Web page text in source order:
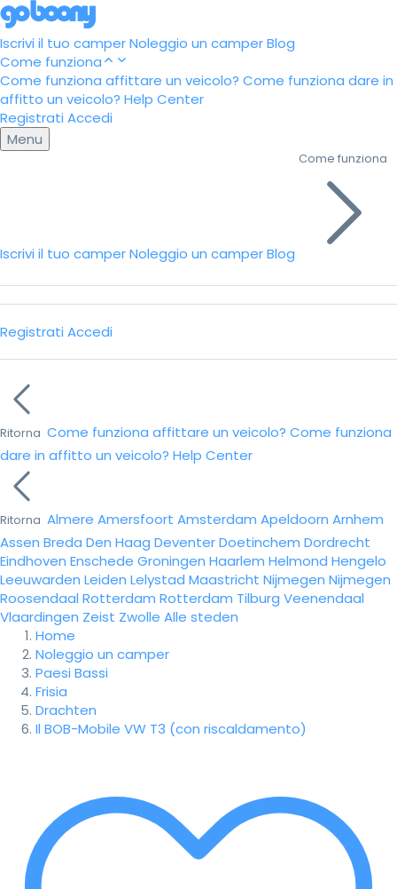
Iscrivi il tuo camperNoleggio un camperBlog
Come funziona
Come funziona affittare un veicolo? Come funziona dare in
affitto un veicolo? Help Center
Registrati Accedi
Menu
Iscrivi il tuo camperNoleggio un camperBlog
Come funziona
Registrati Accedi
Ritorna Come funziona affittare un veicolo? Come funziona
dare in affitto un veicolo? Help Center
Ritorna Almere Amersfoort Amsterdam Apeldoorn Arnhem
Assen Breda Den Haag DeventerDoetinchem Dordrecht
Eindhoven Enschede Groningen Haarlem Helmond Hengelo
Leeuwarden Leiden Lelystad Maastricht Nijmegen Nijmegen
Roosendaal Rotterdam Rotterdam Tilburg Veenendaal
Vlaardingen Zeist Zwolle Alle steden
Home
Noleggio un camper
Paesi Bassi
Frisia
Drachten
Il BOB-Mobile VW T3 (con riscaldamento)